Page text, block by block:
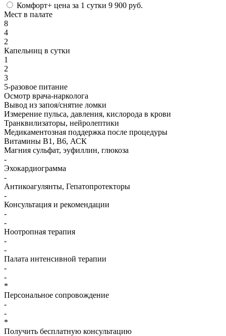
Комфорт+ цена за 1 сутки 9 900 руб.
Мест в палате
8
4
2
Капельниц в сутки
1
2
3
5-разовое питание
Осмотр врача-нарколога
Вывод из запоя/снятие ломки
Измерение пульса, давления, кислорода в крови
Транквилизаторы, нейролептики
Медикаментозная поддержка после процедуры
Витамины B1, B6, АСК
Магния сульфат, эуфиллин, глюкоза
-
Эхокардиограмма
-
Антикоагулянты, Гепатопротекторы
-
Консультация и рекомендации
-
-
Ноотропная терапия
-
-
Палата интенсивной терапии
-
-
*
Персональное сопровождение
-
-
*
Получить бесплатную консультацию